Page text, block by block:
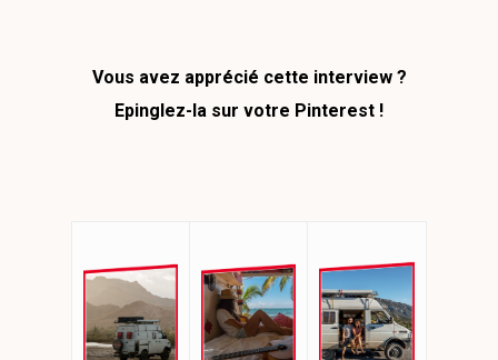
Vous avez apprécié cette interview ?
Epinglez-la sur votre Pinterest !